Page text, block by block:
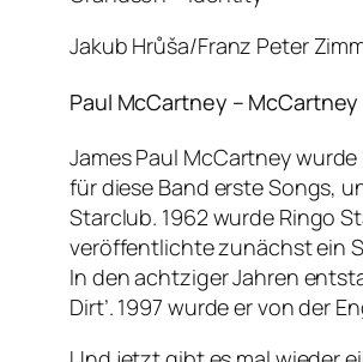
Jakub Hrůša/Franz Peter
Paul McCartney – McCartney
James Paul McCartney
für diese Band erste Songs,
Starclub. 1962 wurde Ringo
veröffentlichte zunächst ein
In den achtziger Jahren
Dirt’. 1997 wurde er von der